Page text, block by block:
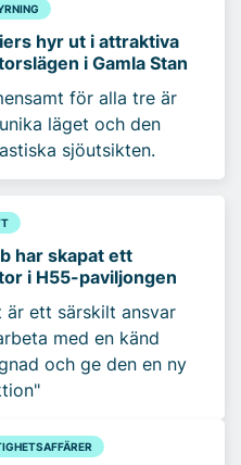
hyr ut i attraktiva
i Gamla Stan
för alla tre är
läget och den
sjöutsikten.
har skapat ett
i H55-paviljongen
är ett särskilt ansvar
med en känd
och ge den en ny